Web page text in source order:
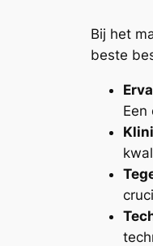
Bij het
beste
Een